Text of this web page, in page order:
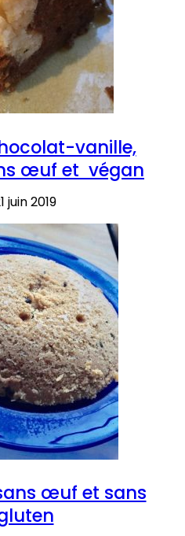
vanille,
œuf et végan
juin 2019
œuf et sans